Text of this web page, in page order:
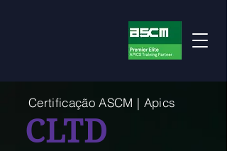
Certificação ASCM | Apics
CLTD